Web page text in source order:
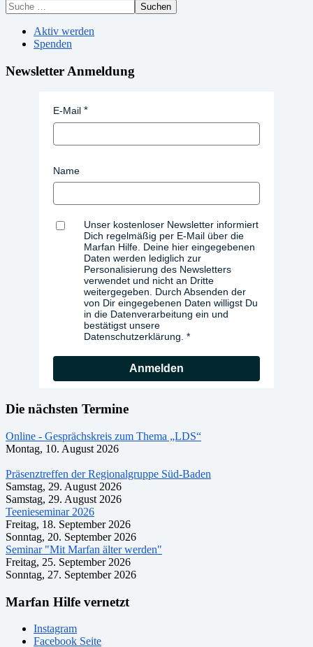
Suchen
Aktiv werden
Spenden
Newsletter Anmeldung
E-Mail
Name
Unser kostenloser Newsletter informiert
Dich regelmäßig per E-Mail über die
Marfan Hilfe. Deine hier eingegebenen
Daten werden lediglich zur
Personalisierung des Newsletters
verwendet und nicht an Dritte
weitergegeben. Durch Absenden der
von Dir eingegebenen Daten willigst Du
in die Datenverarbeitung ein und
bestätigst unsere
Datenschutzerklärung.
Anmelden
Die nächsten Termine
Online - Gesprächskreis zum Thema „LDS“
Montag, 10. August 2026
Präsenztreffen der Regionalgruppe Süd-Baden
Samstag, 29. August 2026
Samstag, 29. August 2026
Teenieseminar 2026
Freitag, 18. September 2026
Sonntag, 20. September 2026
Seminar "Mit Marfan älter werden"
Freitag, 25. September 2026
Sonntag, 27. September 2026
Marfan Hilfe vernetzt
Instagram
Facebook Seite